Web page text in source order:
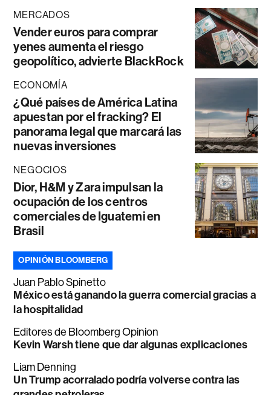
MERCADOS
Vender euros para comprar
yenes aumenta el riesgo
geopolítico, advierte BlackRock
ECONOMÍA
¿Qué países de América Latina
apuestan por el fracking? El
panorama legal que marcará las
nuevas inversiones
NEGOCIOS
Dior, H&M y Zara impulsan la
ocupación de los centros
comerciales de Iguatemi en
Brasil
OPINIÓN BLOOMBERG
Juan Pablo Spinetto
México está ganando la guerra comercial gracias a
la hospitalidad
Editores de Bloomberg Opinion
Kevin Warsh tiene que dar algunas explicaciones
Liam Denning
Un Trump acorralado podría volverse contra las